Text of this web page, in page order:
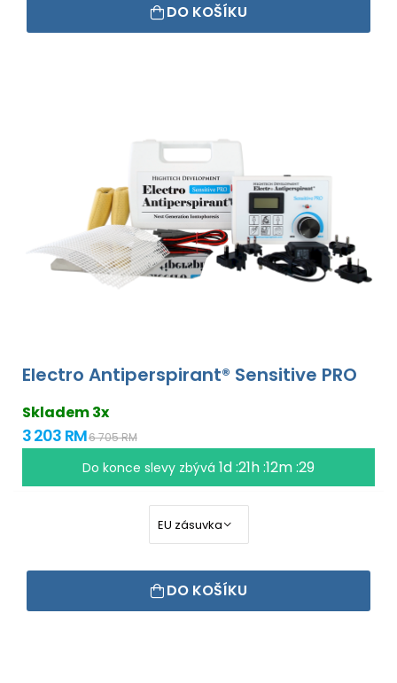
DO KOŠÍKU
Electro Antiperspirant® Sensitive PRO
Skladem 3x
3 203 RM6 705 RM
Do konce slevy zbývá 1d :21h :12m :29
DO KOŠÍKU